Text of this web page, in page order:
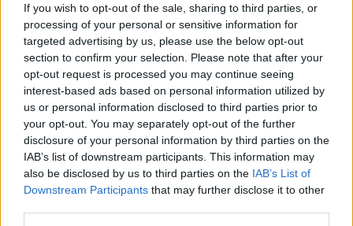
If you wish to opt-out of the sale, sharing to third parties, or
processing of your personal or sensitive information for
targeted advertising by us, please use the below opt-out
section to confirm your selection. Please note that after your
opt-out request is processed you may continue seeing
interest-based ads based on personal information utilized by
us or personal information disclosed to third parties prior to
your opt-out. You may separately opt-out of the further
disclosure of your personal information by third parties on the
IAB’s list of downstream participants. This information may
also be disclosed by us to third parties on the IAB’s List of
Downstream Participants that may further disclose it to other
31.10.2024 17:12